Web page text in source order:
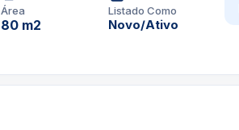
Área
80 m2
Listado Como
Novo/Ativo